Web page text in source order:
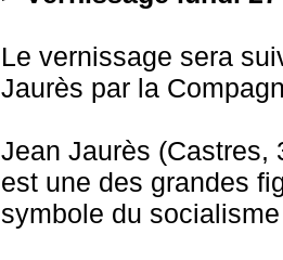
Le vernissage sera
Jaurès par la
Jean Jaurès (Castres,
est une des grandes
symbole du